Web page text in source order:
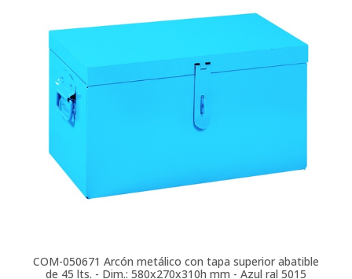
COM-050671 Arcón metálico con tapa superior abatible
de 45 lts. - Dim.: 580x270x310h mm - Azul ral 5015